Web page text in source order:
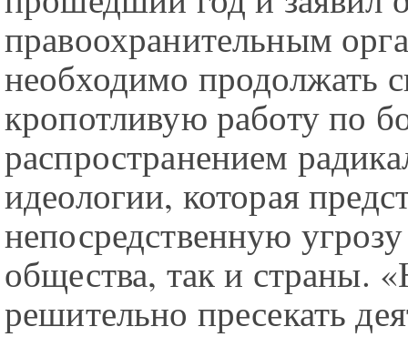
правоохранительным
необходимо продолжать
кропотливую работу по
распространением
идеологии, которая
непосредственную
общества, так и страны.
решительно пресекать